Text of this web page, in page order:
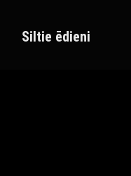
Siltie ēdieni